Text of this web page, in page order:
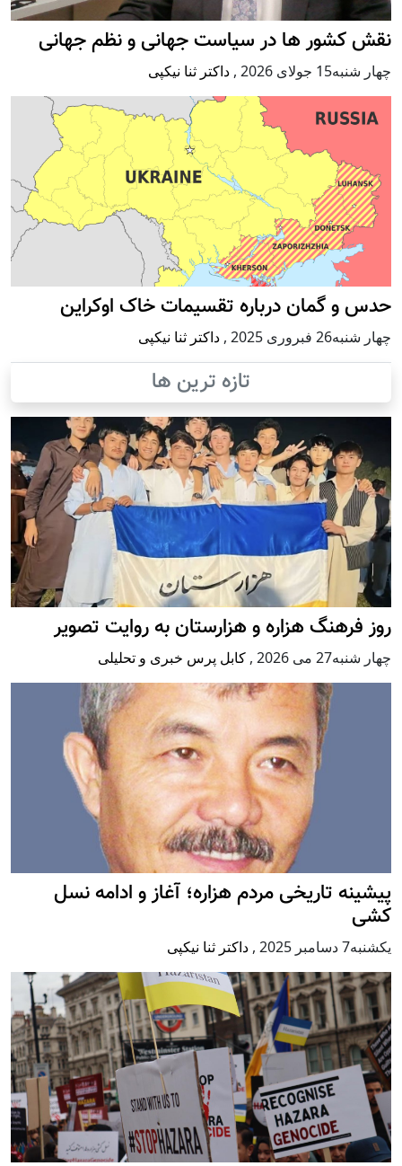
نقش کشور ها در سیاست جهانی و نظم جهانی
چهار شنبه15 جولای 2026 , داکتر ثنا نیکپی
حدس و گمان درباره تقسیمات خاک اوکراین
چهار شنبه26 فبروری 2025 , داکتر ثنا نیکپی
تازه ترین ها
روز فرهنگ هزاره و هزارستان به روایت تصویر
چهار شنبه27 می 2026 , کابل پرس خبری و تحلیلی
پيشينه تاريخی مردم هزاره؛ آغاز و ادامه نسل
کشی
يكشنبه7 دسامبر 2025 , داکتر ثنا نیکپی